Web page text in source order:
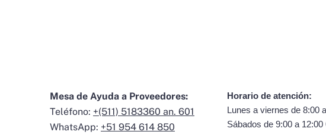
Mesa de Ayuda a Proveedores:
Teléfono: +(511) 5183360 an. 601
WhatsApp: +51 954 614 850
Horario de atención:
Lunes a viernes de 8:00
Sábados de 9:00 a